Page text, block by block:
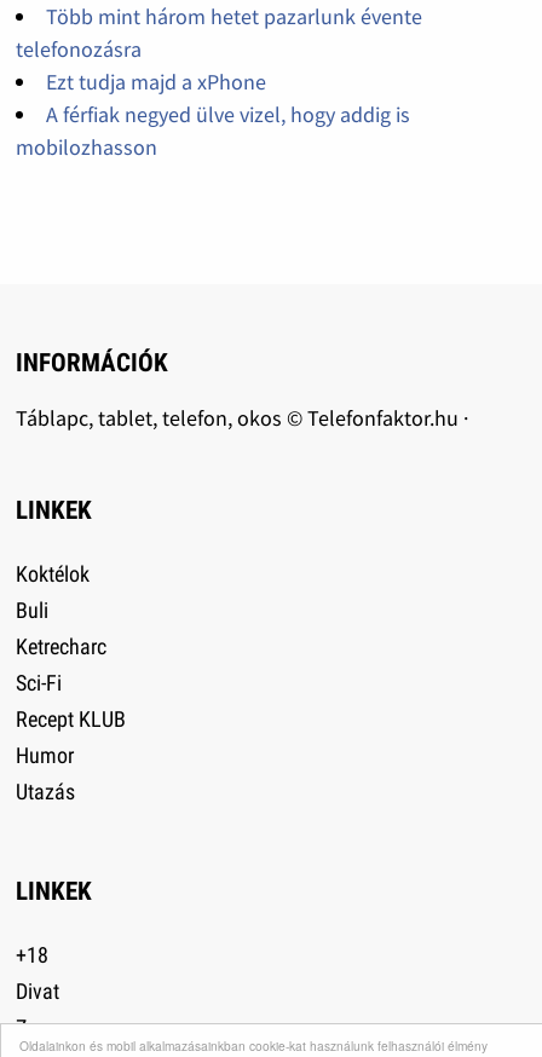
Oldalainkon és mobil alkalmazásainkban cookie-kat használunk felhasználói élmény
Több mint három hetet pazarlunk évente
telefonozásra
Ezt tudja majd a xPhone
A férfiak negyed ülve vizel, hogy addig is
mobilozhasson
INFORMÁCIÓK
Táblapc, tablet, telefon, okos © Telefonfaktor.hu ·
LINKEK
Koktélok
Buli
Ketrecharc
Sci-Fi
Recept KLUB
Humor
Utazás
LINKEK
+18
Divat
Zsaru